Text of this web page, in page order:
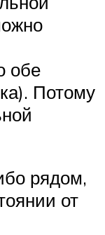
обе
Потому
рядом,
от